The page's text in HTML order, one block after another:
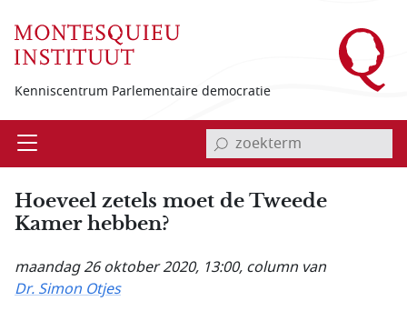
Kenniscentrum Parlementaire democratie
Open invoerveld zoekterm
Hoeveel zetels moet de Tweede
Kamer hebben?
maandag 26 oktober 2020, 13:00, column van
Dr. Simon Otjes